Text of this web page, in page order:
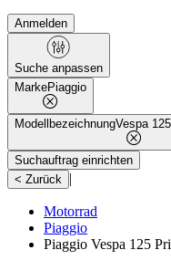
Anmelden
Suche anpassen
MarkePiaggio
ModellbezeichnungVespa
Suchauftrag einrichten
< Zurück |
Motorrad
Piaggio
Piaggio Vespa 125